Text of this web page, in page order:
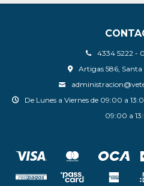
4334 5222 -
Artigas 586, Santa
De Lunes a Viernes de 09:00 a
09:00 a